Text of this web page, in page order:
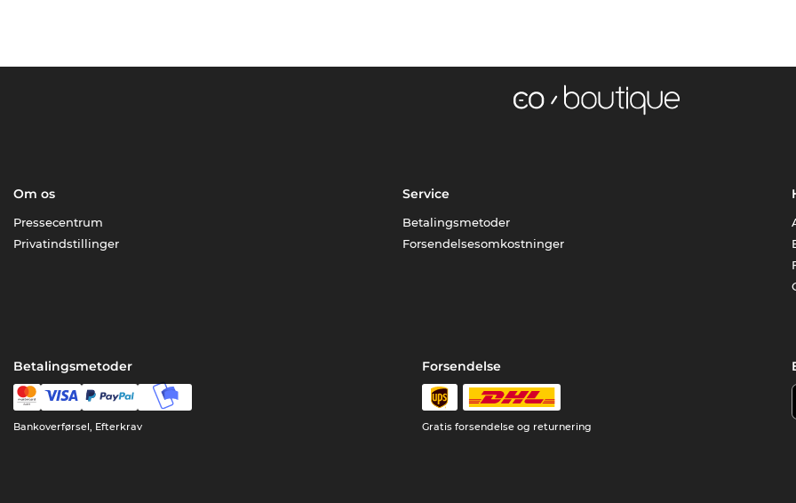
Om os
Pressecentrum
Privatindstillinger
Service
Betalingsmetoder
Forsendelsesomkostninger
Betalingsmetoder
Bankoverførsel, Efterkrav
Forsendelse
Gratis forsendelse og returnering